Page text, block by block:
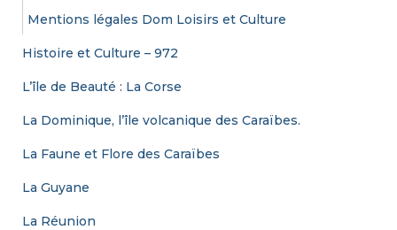
Mentions légales Dom Loisirs et Culture
Histoire et Culture – 972
L’île de Beauté : La Corse
La Dominique, l’île volcanique des Caraïbes.
La Faune et Flore des Caraïbes
La Guyane
La Réunion